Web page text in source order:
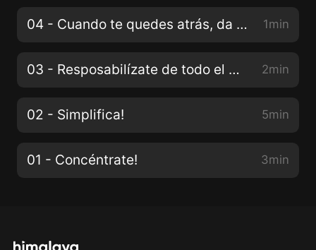
04 - Cuando te quedes atrás, da un salto adelante! 1min
03 - Resposabilízate de todo el proceso! 2min
02 - Simplifica! 5min
01 - Concéntrate! 3min